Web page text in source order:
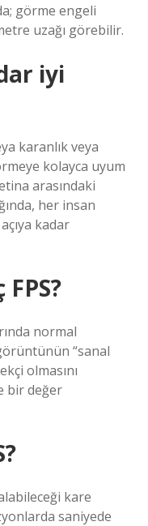
görme engeli
uzağı görebilir.
iyi
karanlık veya
kolayca uyum
arasındaki
her insan
kadar
normal
“sanal
olmasını
bir değer
kare
saniyede